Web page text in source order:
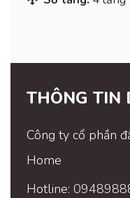
THÔNG TIN
Công ty cổ phần
Home
Hotline: